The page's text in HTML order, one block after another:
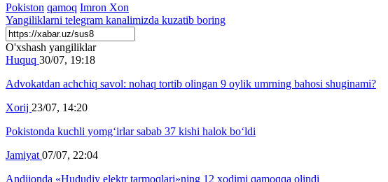
Pokiston qamoq Imron Xon
Yangiliklarni telegram kanalimizda kuzatib boring
O'xshash yangiliklar
Huquq 30/07, 19:18
Advokatdan achchiq savol: nohaq tortib olingan 9 oylik umrning bahosi shuginami?
Xorij 23/07, 14:20
Pokistonda kuchli yomg‘irlar sabab 37 kishi halok bo‘ldi
Jamiyat 07/07, 22:04
Andijonda «Hududiy elektr tarmoqlari»ning 12 xodimi qamoqqa olindi